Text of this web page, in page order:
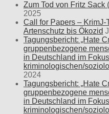
Zum Tod von Fritz Sack
2025
Call for Papers – KrimJ-
Artenschutz bis Ökozid
Tagungsbericht: „Hate
gruppenbezogene
in Deutschland im
kriminologischen/
2024
Tagungsbericht: „Hate
gruppenbezogene
in Deutschland im
kriminologischen/